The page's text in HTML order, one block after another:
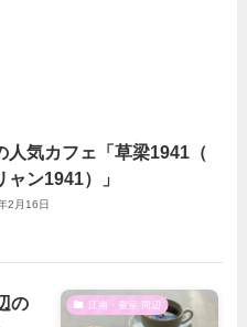
人気カフェ「草梁1941（
ャン1941）」
2月16日
江南・蚕室 周辺
の